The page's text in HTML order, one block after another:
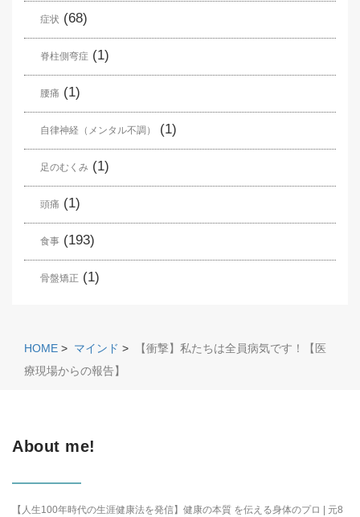
症状 (68)
脊柱側弯症 (1)
腰痛 (1)
自律神経（メンタル不調） (1)
足のむくみ (1)
頭痛 (1)
食事 (193)
骨盤矯正 (1)
HOME > マインド >
【衝撃】私たちは全員病気です！【医
療現場からの報告】
About me!
【人生100年時代の生涯健康法を発信】健康の本質 を伝える身体のプロ | 元8